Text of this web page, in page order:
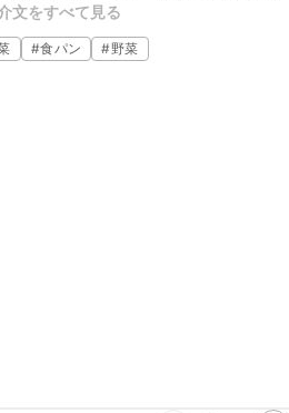
い時に、ぜひお試しください。
文をすべて見る
#食パン #野菜